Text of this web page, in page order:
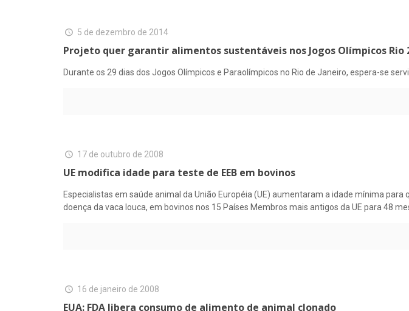
5 de dezembro de 2014
Projeto quer garantir alimentos sustentáveis nos Jogos Olímpicos Rio
Durante os 29 dias dos Jogos Olímpicos e Paraolímpicos no Rio de Janeiro, espera-se
17 de outubro de 2008
UE modifica idade para teste de EEB em bovinos
Especialistas em saúde animal da União Européia (UE) aumentaram a idade mínima
doença da vaca louca, em bovinos nos 15 Países Membros mais antigos da UE para 48
16 de janeiro de 2008
EUA: FDA libera consumo de alimento de animal clonado